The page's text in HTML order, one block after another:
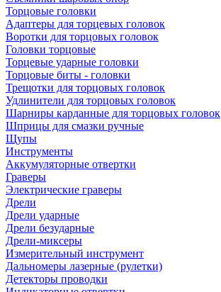
Торцовые головки
Адаптеры для торцевых головок
Воротки для торцовых головок
Головки торцовые
Торцевые ударные головки
Торцовые биты - головки
Трещотки для торцовых головок
Удлинители для торцовых головок
Шарниры карданные для торцовых головок
Шприцы для смазки ручные
Щупы
Инструменты
Аккумуляторные отвертки
Граверы
Электрические граверы
Дрели
Дрели ударные
Дрели безударные
Дрели-миксеры
Измерительный инструмент
Дальномеры лазерные (рулетки)
Детекторы проводки